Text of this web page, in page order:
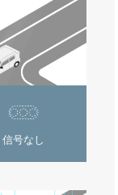
信号なし